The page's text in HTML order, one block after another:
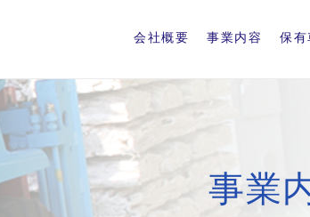
会社概要 事業内容 保有
事業